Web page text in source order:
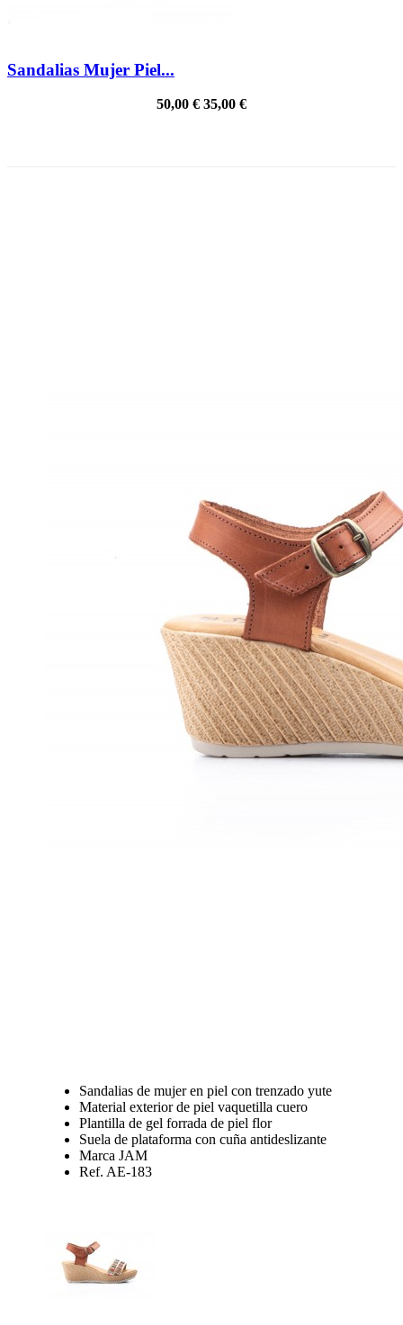
Sandalias Mujer Piel...
50,00 € 35,00 €
Sandalias de mujer en piel con trenzado yute
Material exterior de piel vaquetilla cuero
Plantilla de gel forrada de piel flor
Suela de plataforma con cuña antideslizante
Marca JAM
Ref. AE-183